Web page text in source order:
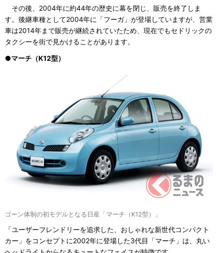
その後、2004年に約44年の歴史に幕を閉じ、販売を終了しま
す。後継車種として2004年に「フーガ」が登場していますが、営業
車は2014年まで販売が継続されていたため、現在でもセドリックの
タクシーを街で見かけることがあります。
●マーチ（K12型）
ゴーン体制の初モデルとなる日産「マーチ（K12型）」
「ユーザーフレンドリーを追求した、おしゃれな新世代コンパクト
カー」をコンセプトに2002年に登場した3代目「マーチ」は、丸い